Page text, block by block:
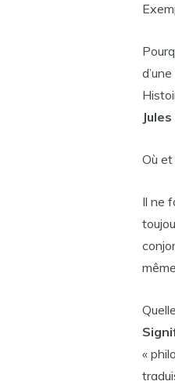
Jules
Où et
Il ne
«